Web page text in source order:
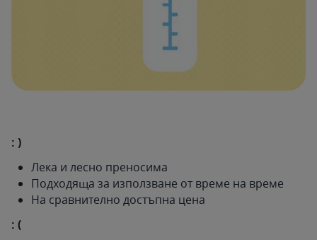
: )
Лека и лесно преносима
Подходяща за използване от време на време
На сравнително достъпна цена
: (